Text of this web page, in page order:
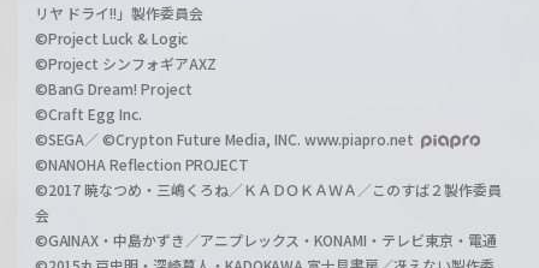
リヤ ドライ!!」製作委員会
©Project Luck & Logic
©Project シンフォギアAXZ
©BanG Dream! Project
©Craft Egg Inc.
©SEGA／ ©Crypton Future Media, INC. www.piapro.net
©NANOHA Reflection PROJECT
©2017 暁なつめ・三嶋くろね／ＫＡＤＯＫＡＷＡ／このすば２製作委員
会
©GAINAX・中島かずき／アニプレックス・KONAMI・テレビ東京・電通